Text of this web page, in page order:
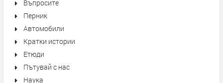
Въпросите
Перник
Автомобили
Кратки истории
Етюди
Пътувай с нас
Наука